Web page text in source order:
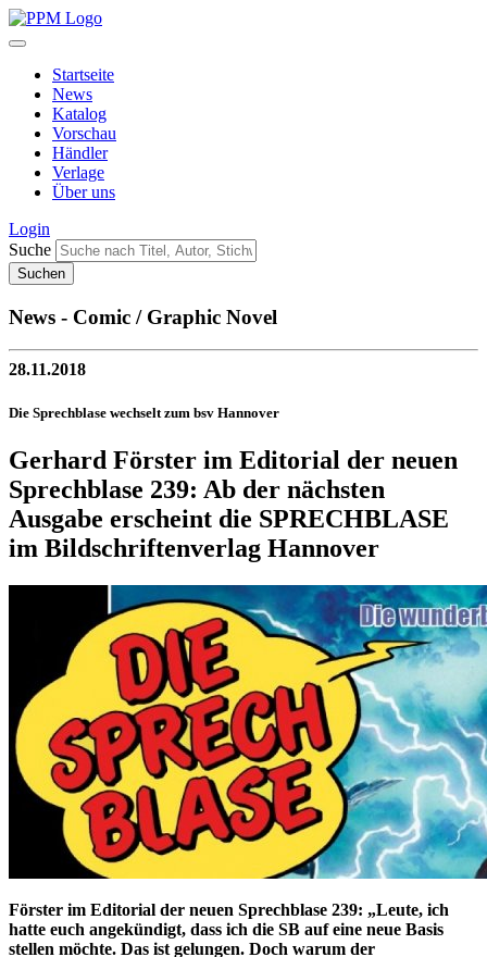
Startseite
News
Katalog
Vorschau
Händler
Verlage
Über uns
Login
Suche
News - Comic / Graphic Novel
28.11.2018
Die Sprechblase wechselt zum bsv Hannover
Gerhard Förster im Editorial der neuen
Sprechblase 239: Ab der nächsten
Ausgabe erscheint die SPRECHBLASE
im Bildschriftenverlag Hannover
Förster im Editorial der neuen Sprechblase 239: „Leute, ich
hatte euch angekündigt, dass ich die SB auf eine neue Basis
stellen möchte. Das ist gelungen. Doch warum der